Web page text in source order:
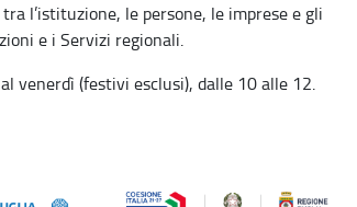
l’istituzione, le persone, le imprese e gli
e i Servizi regionali.
venerdì (festivi esclusi), dalle 10 alle 12.